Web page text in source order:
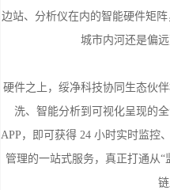
边站、分析仪在内的智能硬件矩
城市内河还是偏
硬件之上，绥净科技协同生态伙
洗、智能分析到可视化呈现的
APP，即可获得 24 小时实时监控
管理的一站式服务，真正打通从“